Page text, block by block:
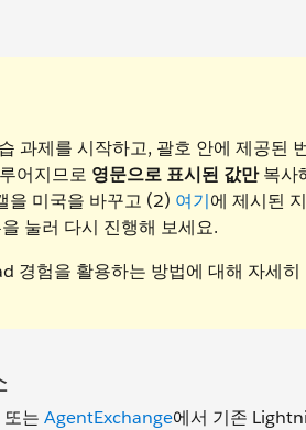
과제를 시작하고, 괄호 안에 제공된
어지므로 영문으로 표시된 값만복사
을 미국을 바꾸고 (2) 여기에 제시된
눌러 다시 진행해 보세요.
경험을 활용하는 방법에 대해 자세히
는 AgentExchange에서 기존